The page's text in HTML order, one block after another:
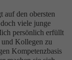
auf den obersten
viele junge
persönlich erfüllt
Kollegen zu
Kompetenzbasis